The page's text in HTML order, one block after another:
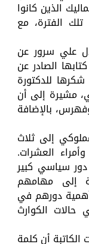
الذين كانوا
الفترة، مع
علي سرور عن
الصادر عن
للدكتورة
مشيرة إلى أن
بالإضافة
إلى ثلاث
العشرات.
سياسي كبير
إلى مهامهم
دورهم في
حالات الكوارث
أن كلمة